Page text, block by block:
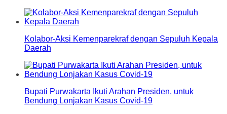
Kolabor-Aksi Kemenparekraf dengan Sepuluh Kepala
Daerah
Bupati Purwakarta Ikuti Arahan Presiden, untuk
Bendung Lonjakan Kasus Covid-19